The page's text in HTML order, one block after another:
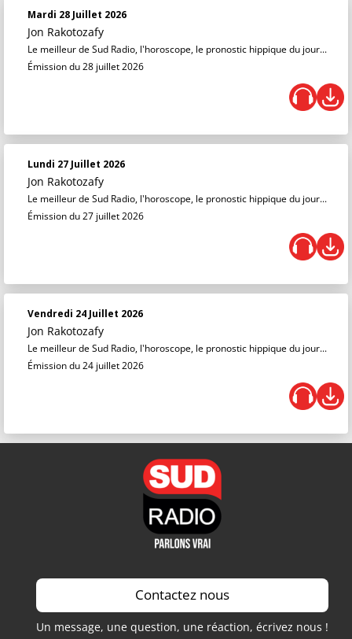
Mardi 28 Juillet 2026
Jon Rakotozafy
Le meilleur de Sud Radio, l'horoscope, le pronostic hippique du jour...
Émission du 28 juillet 2026
Lundi 27 Juillet 2026
Jon Rakotozafy
Le meilleur de Sud Radio, l'horoscope, le pronostic hippique du jour...
Émission du 27 juillet 2026
Vendredi 24 Juillet 2026
Jon Rakotozafy
Le meilleur de Sud Radio, l'horoscope, le pronostic hippique du jour...
Émission du 24 juillet 2026
Contactez nous
Un message, une question, une réaction, écrivez nous !